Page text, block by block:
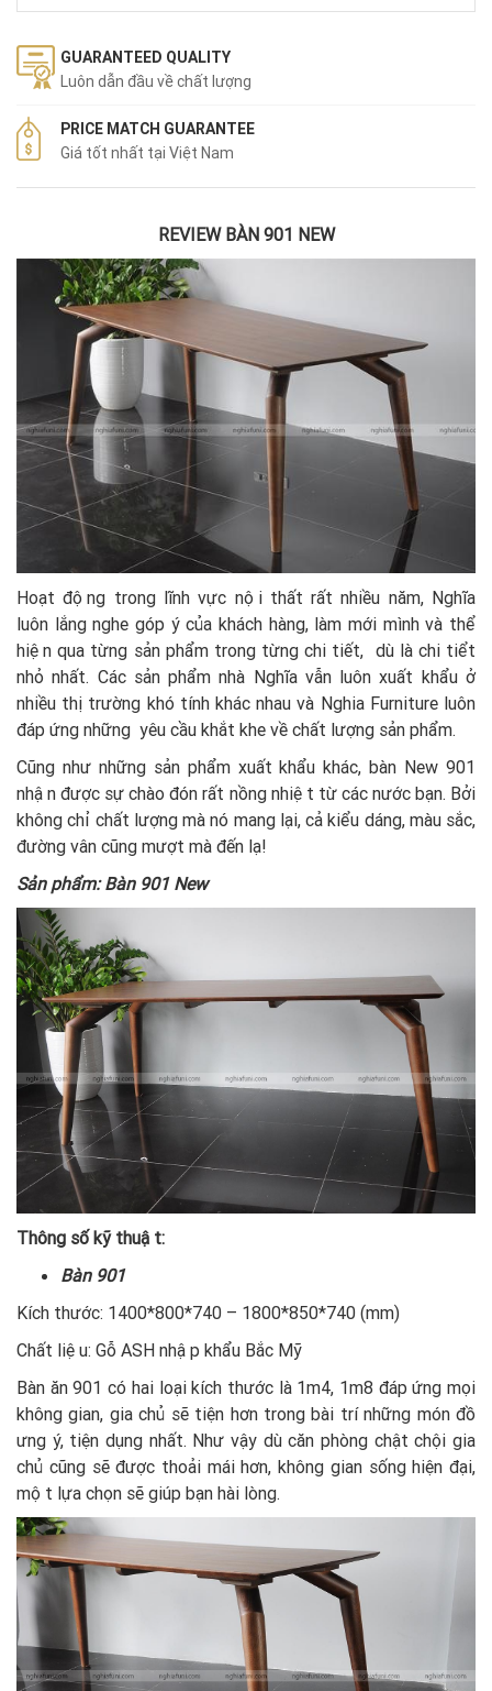
GUARANTEED QUALITY
Luôn dẫn đầu về chất lượng
PRICE MATCH GUARANTEE
Giá tốt nhất tại Việt Nam
REVIEW BÀN 901 NEW
Hoạt động trong lĩnh vực nội thất rất nhiều năm, Nghĩa
luôn lắng nghe góp ý của khách hàng, làm mới mình và thể
hiện qua từng sản phẩm trong từng chi tiết, dù là chi tiểt
nhỏ nhất. Các sản phẩm nhà Nghĩa vẫn luôn xuất khẩu ở
nhiều thị trường khó tính khác nhau và Nghia Furniture luôn
đáp ứng những yêu cầu khắt khe về chất lượng sản phẩm.
Cũng như những sản phẩm xuất khẩu khác, bàn New 901
nhận được sự chào đón rất nồng nhiệt từ các nước bạn. Bởi
không chỉ chất lượng mà nó mang lại, cả kiểu dáng, màu sắc,
đường vân cũng mượt mà đến lạ!
Sản phẩm: Bàn 901 New
Thông số kỹ thuật:
Bàn 901
Kích thước: 1400*800*740 – 1800*850*740 (mm)
Chất liệu: Gỗ ASH nhập khẩu Bắc Mỹ
Bàn ăn 901 có hai loại kích thước là 1m4, 1m8 đáp ứng mọi
không gian, gia chủ sẽ tiện hơn trong bài trí những món đồ
ưng ý, tiện dụng nhất. Như vậy dù căn phòng chật chội gia
chủ cũng sẽ được thoải mái hơn, không gian sống hiện đại,
một lựa chọn sẽ giúp bạn hài lòng.